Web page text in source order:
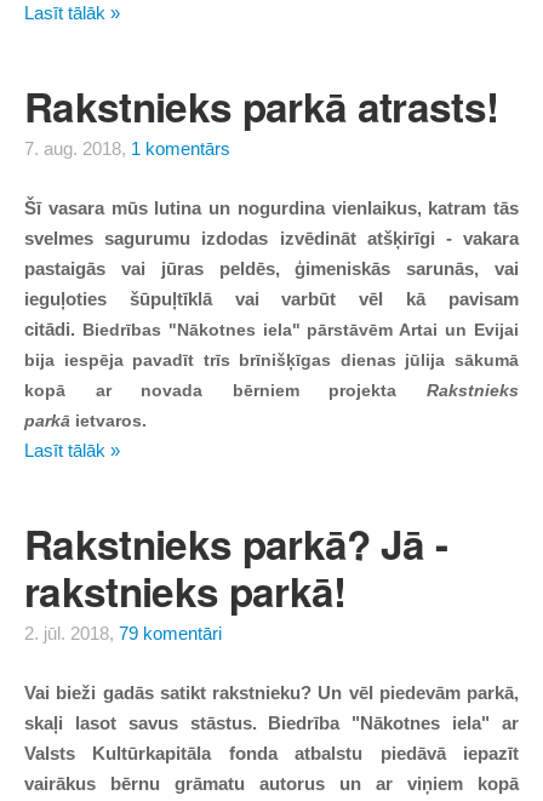
Lasīt tālāk »
Rakstnieks parkā atrasts!
7. aug. 2018, 1 komentārs
Šī vasara mūs lutina un nogurdina vienlaikus, katram tās
svelmes sagurumu izdodas izvēdināt atšķirīgi - vakara
pastaigās vai jūras peldēs, ģimeniskās sarunās, vai
ieguļoties šūpuļtīklā vai varbūt vēl kā pavisam
citādi. Biedrības "Nākotnes iela" pārstāvēm Artai un Evijai
bija iespēja pavadīt trīs brīnišķīgas dienas jūlija sākumā
kopā ar novada bērniem projekta
Rakstnieks
parkā ietvaros.
Lasīt tālāk »
Rakstnieks parkā? Jā -
rakstnieks parkā!
2. jūl. 2018, 79 komentāri
Vai bieži gadās satikt rakstnieku? Un vēl piedevām parkā,
skaļi lasot savus stāstus. Biedrība "Nākotnes iela" ar
Valsts Kultūrkapitāla fonda atbalstu piedāvā iepazīt
vairākus bērnu grāmatu autorus un ar viņiem kopā